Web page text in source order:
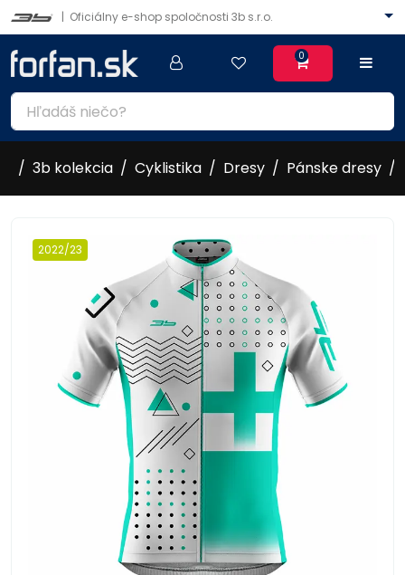
| Oficiálny e-shop spoločnosti 3b s.r.o.
0
3b kolekcia Cyklistika Dresy Pánske dresy
2022/23